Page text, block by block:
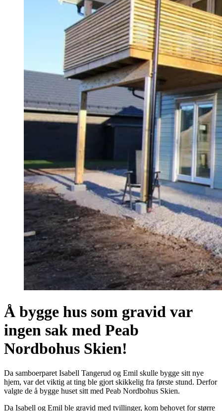
Å bygge hus som gravid var
ingen sak med Peab
Nordbohus Skien!
Da samboerparet Isabell Tangerud og Emil skulle bygge sitt nye
hjem, var det viktig at ting ble gjort skikkelig fra første stund. Derfor
valgte de å bygge huset sitt med Peab Nordbohus Skien.
Da Isabell og Emil ble gravid med tvillinger, kom behovet for større